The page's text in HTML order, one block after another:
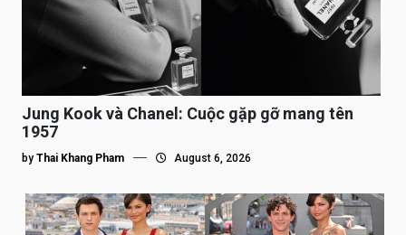
Jung Kook và Chanel: Cuộc gặp gỡ mang tên
1957
by Thai Khang Pham August 6, 2026